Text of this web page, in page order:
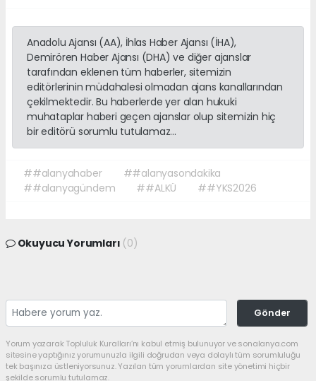
Anadolu Ajansı (AA), İhlas Haber Ajansı (İHA),
Demirören Haber Ajansı (DHA) ve diğer ajanslar
tarafından eklenen tüm haberler, sitemizin
editörlerinin müdahalesi olmadan ajans kanallarından
çekilmektedir. Bu haberlerde yer alan hukuki
muhataplar haberi geçen ajanslar olup sitemizin hiç
bir editörü sorumlu tutulamaz...
##alanyahaber
##alanyasondakika
##alanyagündem
##ALKÜ ##YKS2026
Okuyucu Yorumları (0)
Gönder
Yorum yazarak Topluluk Kuralları’nı kabul etmiş bulunuyor ve sonalanya.com
sitesine yaptığınız yorumunuzla ilgili doğrudan veya dolaylı tüm sorumluluğu
tek başınıza üstleniyorsunuz. Yazılan tüm yorumlardan site yönetimi hiçbir
şekilde sorumlu tutulamaz.